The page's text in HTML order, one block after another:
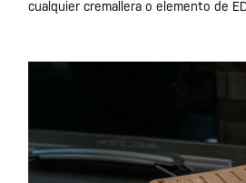
cualquier cremallera o elemento de